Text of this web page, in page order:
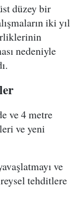
düzey bir
iki yıl
nedeniyle
ve 4 metre
ve yeni
ve
tehditlere